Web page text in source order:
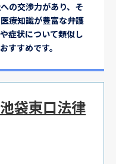
の交渉力があり、そ
療知識が豊富な弁護
症状について類似し
すすめです。
袋東口法律